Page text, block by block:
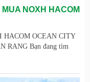
NOXH HACOM
HACOM OCEAN CITY
RANG Bạn đang tìm